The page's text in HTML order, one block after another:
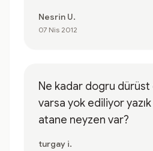
Nesrin U.
07 Nis 2012
Ne kadar dogru dürüst
varsa yok ediliyor yazık antalyada kac
atane neyzen var?
turgay i.